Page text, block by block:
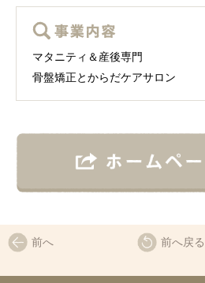
マタニティ＆産後専門
骨盤矯正とからだケアサロン
前へ 前へ戻る